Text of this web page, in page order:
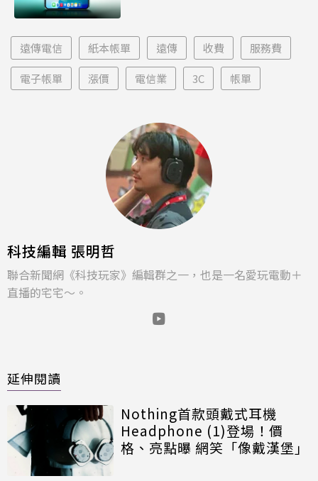
遠傳電信 紙本帳單 遠傳 收費 服務費
電子帳單 漲價 電信業 3C 帳單
科技編輯 張明哲
聯合新聞網《科技玩家》編輯群之一，也是一名愛玩電動＋
直播的宅宅～。
延伸閱讀
Nothing首款頭戴式耳機
Headphone (1)登場！價
格、亮點曝 網笑「像戴漢堡」